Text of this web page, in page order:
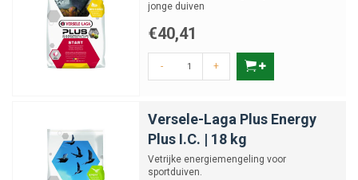
jonge duiven
€40,41
- +
Versele-Laga Plus Energy
Plus I.C. | 18 kg
Vetrijke energiemengeling voor
sportduiven.